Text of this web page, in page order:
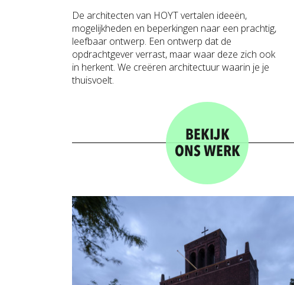
De architecten van HOYT vertalen ideeën,
mogelijkheden en beperkingen naar een prachtig,
leefbaar ontwerp. Een ontwerp dat de
opdrachtgever verrast, maar waar deze zich ook
in herkent. We creëren architectuur waarin je je
thuisvoelt.
BEKIJK
ONS WERK